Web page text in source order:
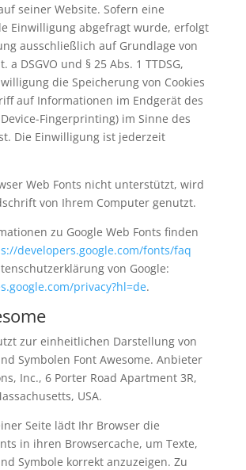
seiner Website. Sofern eine
Einwilligung abgefragt wurde, erfolgt
ausschließlich auf Grundlage von
a DSGVO und § 25 Abs. 1 TTDSG,
die Speicherung von Cookies
auf Informationen im Endgerät des
Fingerprinting) im Sinne des
Die Einwilligung ist jederzeit
Web Fonts nicht unterstützt, wird
von Ihrem Computer genutzt.
zu Google Web Fonts finden
developers.google.com/fonts/faq
von Google:
privacy?hl=de.
zur einheitlichen Darstellung von
Symbolen Font Awesome. Anbieter
Inc., 6 Porter Road Apartment 3R,
USA.
Seite lädt Ihr Browser die
in ihren Browsercache, um Texte,
Symbole korrekt anzuzeigen. Zu